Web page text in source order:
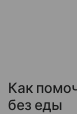
Как
без еды